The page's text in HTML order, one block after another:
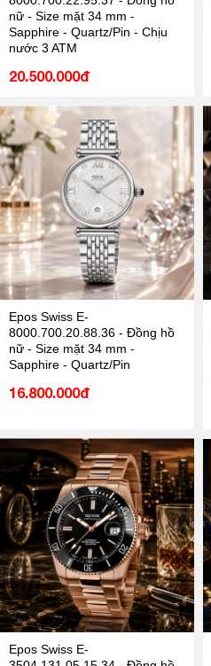
nữ - Size mặt 34 mm -
Sapphire - Quartz/Pin - Chịu
nước 3 ATM
20.500.000đ
Epos Swiss E-
8000.700.20.88.36 - Đồng hồ
nữ - Size mặt 34 mm -
Sapphire - Quartz/Pin
16.800.000đ
Epos Swiss E-